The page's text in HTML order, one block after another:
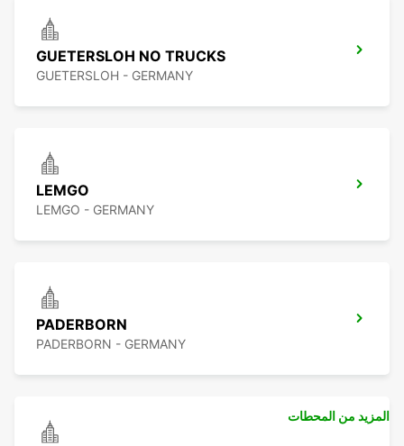
GUETERSLOH NO TRUCKS
GUETERSLOH - GERMANY
LEMGO
LEMGO - GERMANY
PADERBORN
PADERBORN - GERMANY
المزيد من المحطات